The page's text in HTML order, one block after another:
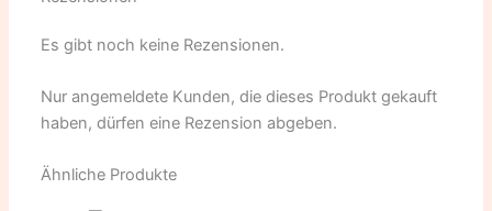
Es gibt noch keine Rezensionen.
Nur angemeldete Kunden, die dieses Produkt gekauft
haben, dürfen eine Rezension abgeben.
Ähnliche Produkte